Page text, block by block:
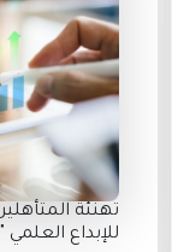
تهنئة
للإبداع العلمي